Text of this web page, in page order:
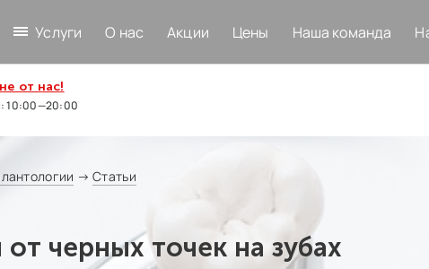
Услуги О нас Акции Цены Наша команда
от нас!
10:00—20:00
→Статьи
от черных точек на зубах